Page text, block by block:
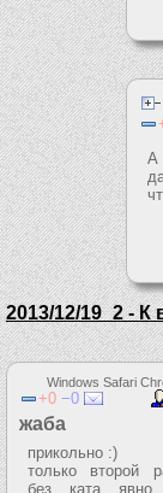
А
2013/12/19_2 - К
Windows Safari
0 0
жаба
прикольно :)
только второй
без ката явно